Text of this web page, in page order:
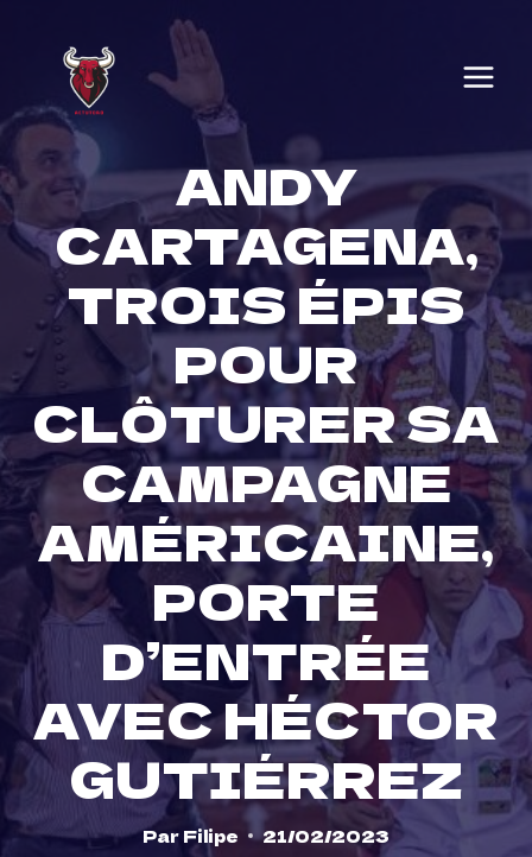
content
ANDY
CARTAGENA,
TROIS ÉPIS
POUR
CLÔTURER SA
CAMPAGNE
AMÉRICAINE,
PORTE
D’ENTRÉE
AVEC HÉCTOR
GUTIÉRREZ
Par Filipe 21/02/2023